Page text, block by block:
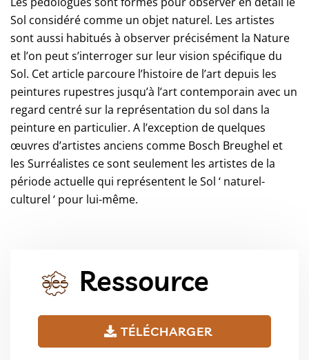
Sol considéré comme un objet naturel. Les artistes
sont aussi habitués à observer précisément la Nature
et l’on peut s’interroger sur leur vision spécifique du
Sol. Cet article parcoure l’histoire de l’art depuis les
peintures rupestres jusqu’à l’art contemporain avec un
regard centré sur la représentation du sol dans la
peinture en particulier. A l’exception de quelques
œuvres d’artistes anciens comme Bosch Breughel et
les Surréalistes ce sont seulement les artistes de la
période actuelle qui représentent le Sol ‘ naturel-
culturel ‘ pour lui-même.
Ressource
TÉLÉCHARGER